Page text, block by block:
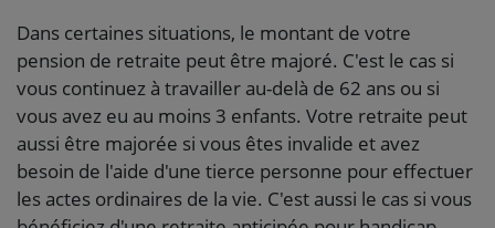
Dans certaines situations, le montant de votre
pension de retraite peut être majoré. C'est le cas si
vous continuez à travailler au-delà de 62 ans ou si
vous avez eu au moins 3 enfants. Votre retraite peut
aussi être majorée si vous êtes invalide et avez
besoin de l'aide d'une tierce personne pour effectuer
les actes ordinaires de la vie. C'est aussi le cas si vous